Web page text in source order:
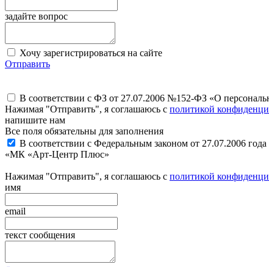
задайте вопрос
Хочу зарегистрироваться на сайте
Отправить
В соответствии с ФЗ от 27.07.2006 №152-ФЗ «О
Нажимая "Отправить", я соглашаюсь с политикой
напишите нам
Все поля обязательны для заполнения
В соответствии с Федеральным законом от 27.07.2006
«МК «Арт-Центр Плюс»
Нажимая "Отправить", я соглашаюсь с политикой
имя
email
текст сообщения